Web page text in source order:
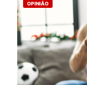
OPINIÃO